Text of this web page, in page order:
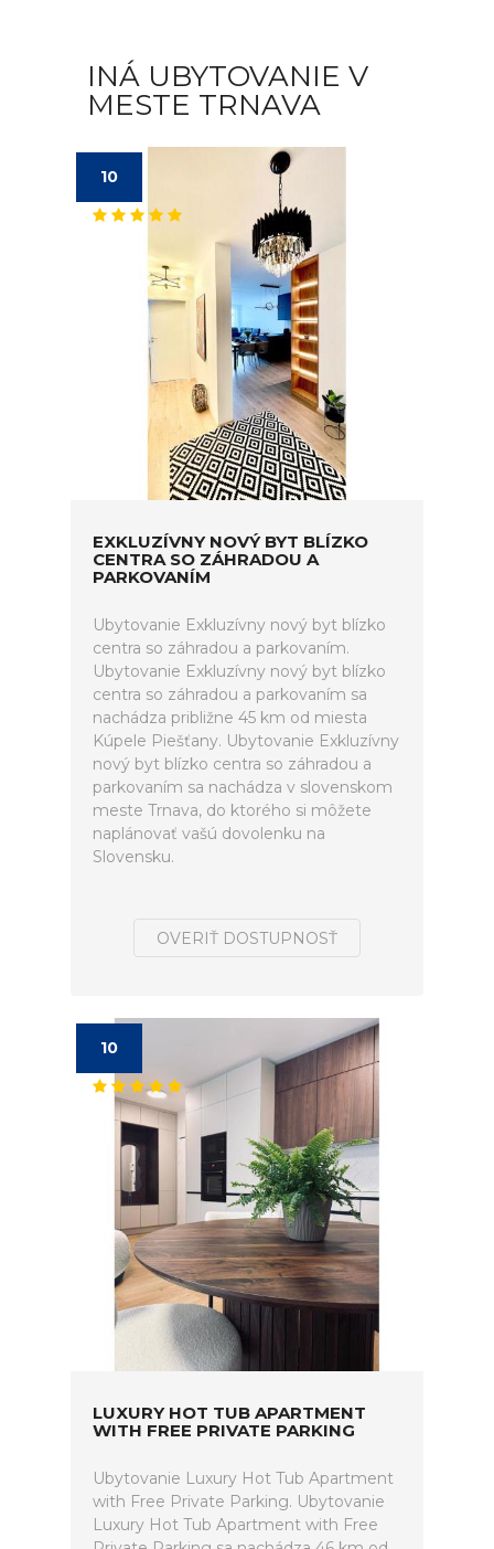
INÁ UBYTOVANIE V
MESTE TRNAVA
10
EXKLUZÍVNY NOVÝ BYT BLÍZKO
CENTRA SO ZÁHRADOU A
PARKOVANÍM
Ubytovanie Exkluzívny nový byt blízko
centra so záhradou a parkovaním.
Ubytovanie Exkluzívny nový byt blízko
centra so záhradou a parkovaním sa
nachádza približne 45 km od miesta
Kúpele Piešťany. Ubytovanie Exkluzívny
nový byt blízko centra so záhradou a
parkovaním sa nachádza v slovenskom
meste Trnava, do ktorého si môžete
naplánovať vašú dovolenku na
Slovensku.
OVERIŤ DOSTUPNOSŤ
10
LUXURY HOT TUB APARTMENT
WITH FREE PRIVATE PARKING
Ubytovanie Luxury Hot Tub Apartment
with Free Private Parking. Ubytovanie
Luxury Hot Tub Apartment with Free